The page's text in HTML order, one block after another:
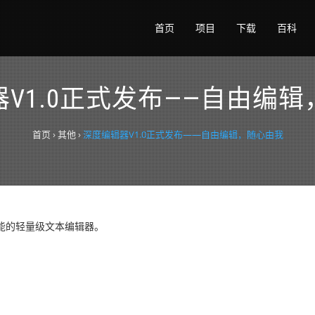
首页 项目 下载 百科
V1.0正式发布——自由编辑
首页›其他›深度编辑器V1.0正式发布——自由编辑，随心由我
轻量级文本编辑器。